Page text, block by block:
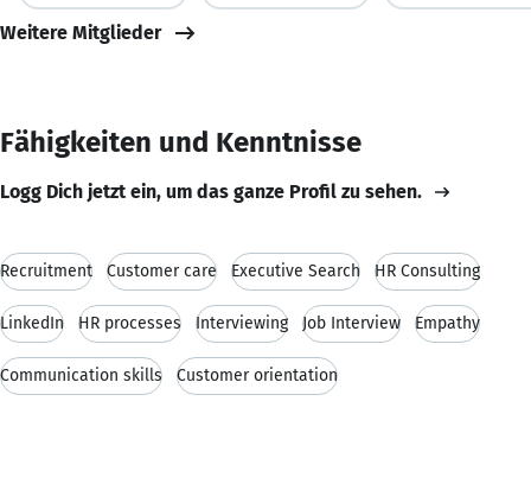
Weitere Mitglieder
Fähigkeiten und Kenntnisse
Logg Dich jetzt ein, um das ganze Profil zu sehen.
Recruitment Customer care Executive Search HR Consulting
LinkedIn HR processes Interviewing Job Interview Empathy
Communication skills Customer orientation